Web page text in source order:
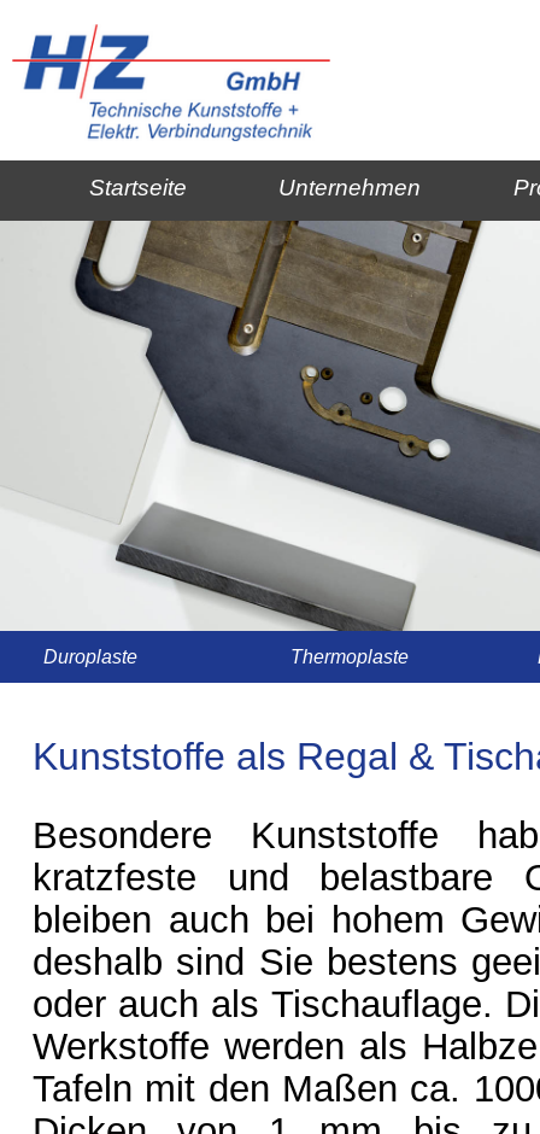
Startseite Unternehmen
Duroplaste Thermoplaste
Kunststoffe als Regal &
Besondere Kunststoffe
kratzfeste und belastbare
bleiben auch bei hohem
deshalb sind Sie bestens
oder auch als Tischauflage.
Werkstoffe werden als
Tafeln mit den Maßen ca.